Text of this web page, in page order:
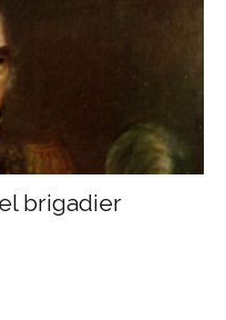
brigadier